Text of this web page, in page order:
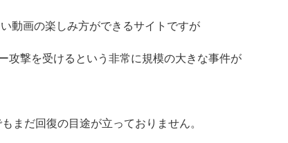
動画の楽しみ方ができるサイトですが
攻撃を受けるという非常に規模の大きな事件が
まだ回復の目途が立っておりません。